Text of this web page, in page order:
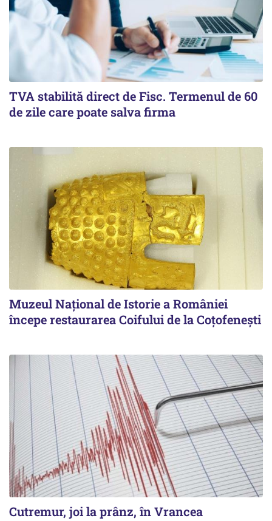
TVA stabilită direct de Fisc. Termenul de 60
de zile care poate salva firma
Muzeul Național de Istorie a României
începe restaurarea Coifului de la Coțofenești
Cutremur, joi la prânz, în Vrancea